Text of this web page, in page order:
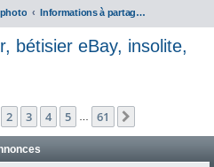
Informations à partager, bétisier eBay, insolite, plagiat
bétisier eBay, insolite,
1sur61
2 3 4 5 61